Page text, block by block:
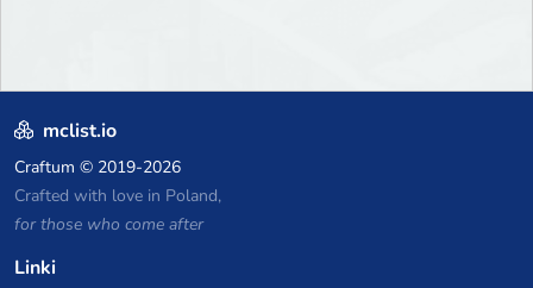
mclist.io
Craftum © 2019-2026
Crafted with love in Poland,
for those who come after
Linki